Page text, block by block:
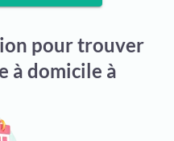
pour trouver
à domicile à